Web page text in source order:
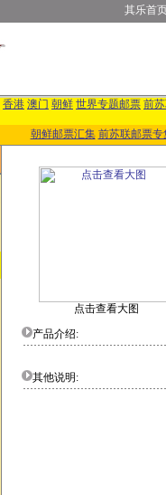
其乐首
香港 澳门 朝鲜 世界专题邮票 前
朝鲜邮票汇集 前苏联邮票专
点击查看大图
产品介绍:
其他说明: